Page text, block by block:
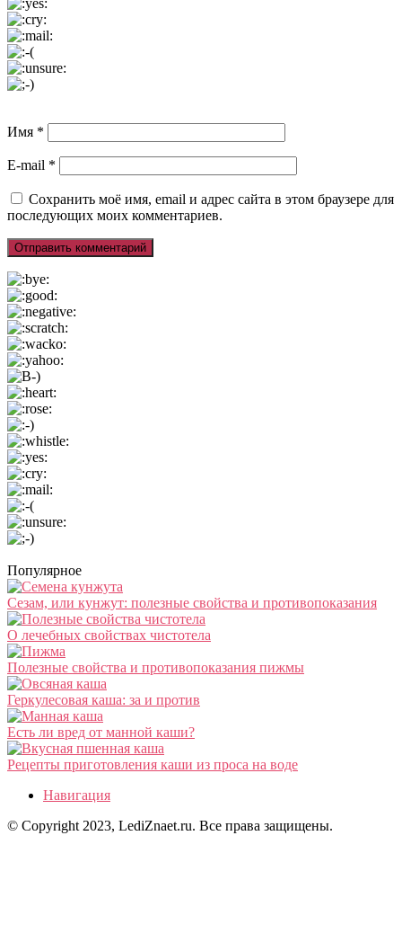
Имя *
E-mail *
Сохранить моё имя, email и адрес сайта в этом браузере для
последующих моих комментариев.
Популярное
Сезам, или кунжут: полезные свойства и противопоказания
О лечебных свойствах чистотела
Полезные свойства и противопоказания пижмы
Геркулесовая каша: за и против
Есть ли вред от манной каши?
Рецепты приготовления каши из проса на воде
Навигация
© Copyright 2023, LediZnaet.ru. Все права защищены.